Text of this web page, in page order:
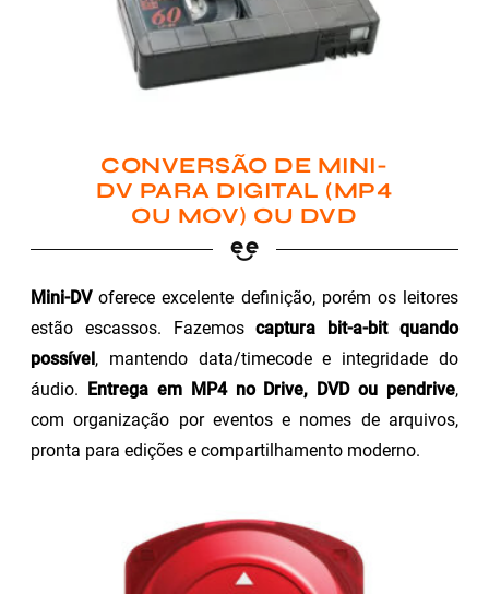
CONVERSÃO DE MINI-
DV PARA DIGITAL (MP4
OU MOV) OU DVD
Mini-DVoferece excelente definição, porém os leitores
estão escassos. Fazemoscaptura bit-a-bit quando
possível, mantendo data/timecode e integridade do
áudio. Entrega em MP4 no Drive, DVD ou pendrive,
com organização por eventos e nomes de arquivos,
pronta para edições e compartilhamento moderno.